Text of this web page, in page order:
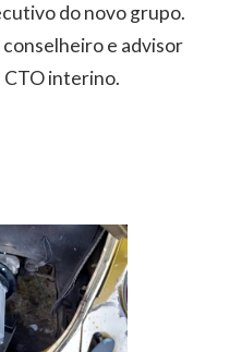
do novo grupo.
conselheiro e advisor
CTO interino.